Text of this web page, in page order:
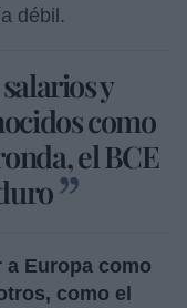
débil.
y
como
el BCE
Europa como
como el